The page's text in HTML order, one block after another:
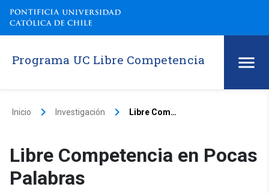
Programa UC Libre Competencia
Inicio keyboard_arrow_right Investigación keyboard_arrow_right Libre Competencia en Pocas Palabras
Libre Competencia en Pocas
Palabras